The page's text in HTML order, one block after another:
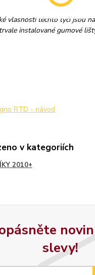
vlasnosti těchto tyčí jsou
instalované gumové
RTD - návod
v kategoriích
2010+
slevy!